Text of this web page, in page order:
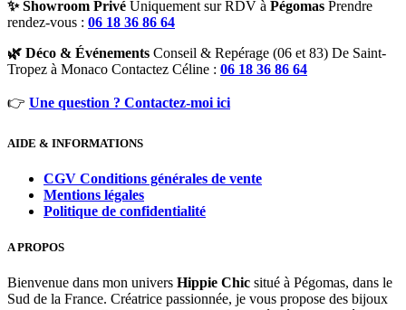
✨ Showroom Privé Uniquement sur RDV à Pégomas Prendre
rendez-vous : 06 18 36 86 64
🌿 Déco & Événements Conseil & Repérage (06 et 83) De Saint-
Tropez à Monaco Contactez Céline : 06 18 36 86 64
👉 Une question ? Contactez-moi ici
AIDE & INFORMATIONS
CGV Conditions générales de vente
Mentions légales
Politique de confidentialité
A PROPOS
Bienvenue dans mon univers Hippie Chic situé à Pégomas, dans le
Sud de la France. Créatrice passionnée, je vous propose des bijoux